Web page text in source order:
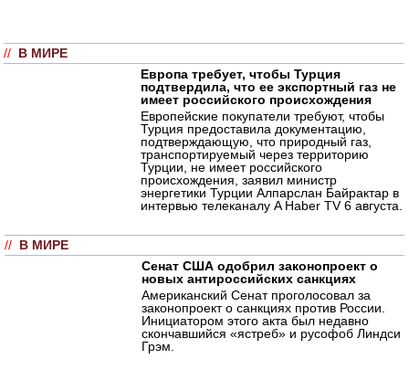
// В МИРЕ
Европа требует, чтобы Турция
подтвердила, что ее экспортный газ не
имеет российского происхождения
Европейские покупатели требуют, чтобы
Турция предоставила документацию,
подтверждающую, что природный газ,
транспортируемый через территорию
Турции, не имеет российского
происхождения, заявил министр
энергетики Турции Алпарслан Байрактар в
интервью телеканалу A Haber TV 6 августа.
// В МИРЕ
Сенат США одобрил законопроект о
новых антироссийских санкциях
Американский Сенат проголосовал за
законопроект о санкциях против России.
Инициатором этого акта был недавно
скончавшийся «ястреб» и русофоб Линдси
Грэм.